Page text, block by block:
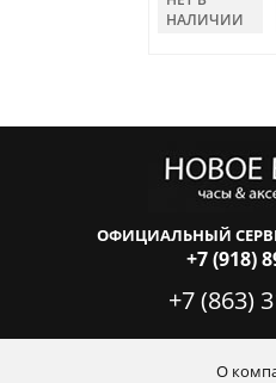
НАЛИЧИИ
ОФИЦИАЛЬНЫЙ
+7 (918)
+7 (863)
О